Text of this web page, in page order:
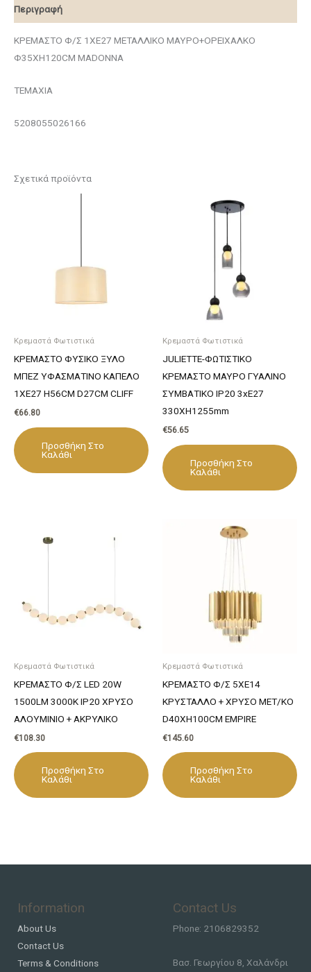
Περιγραφή
ΚΡΕΜΑΣΤΟ Φ/Σ 1ΧΕ27 ΜΕΤΑΛΛΙΚΟ ΜΑΥΡΟ+ΟΡΕΙΧΑΛΚΟ
Φ35ΧΗ120CM MADONNA
ΤΕΜΑΧΙΑ
5208055026166
Σχετικά προϊόντα
Κρεμαστά Φωτιστικά
ΚΡΕΜΑΣΤΟ ΦΥΣΙΚΟ ΞΥΛΟ
ΜΠΕΖ ΥΦΑΣΜΑΤΙΝΟ ΚΑΠΕΛΟ
1XΕ27 H56CM D27CM CLIFF
€66.80
Προσθήκη Στο
Καλάθι
Κρεμαστά Φωτιστικά
JULIETTE-ΦΩΤΙΣΤΙΚΟ
ΚΡΕΜΑΣΤΟ ΜΑΥΡΟ ΓΥΑΛΙΝΟ
ΣΥΜΒΑΤΙΚΟ ΙΡ20 3xΕ27
330XH1255mm
€56.65
Προσθήκη Στο
Καλάθι
Κρεμαστά Φωτιστικά
ΚΡΕΜΑΣΤΟ Φ/Σ LED 20W
1500LM 3000K IP20 ΧΡΥΣΟ
ΑΛΟΥΜΙΝΙΟ + ΑΚΡΥΛΙΚΟ
€108.30
Προσθήκη Στο
Καλάθι
Κρεμαστά Φωτιστικά
ΚΡΕΜΑΣΤΟ Φ/Σ 5XE14
ΚΡΥΣΤΑΛΛΟ + ΧΡΥΣΟ ΜΕΤ/ΚΟ
D40XH100CM EMPIRE
€145.60
Προσθήκη Στο
Καλάθι
Information
About Us
Contact Us
Terms & Conditions
Contact Us
Phone: 2106829352
Βασ. Γεωργίου 8, Χαλάνδρι